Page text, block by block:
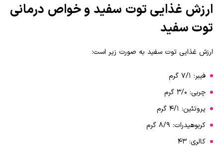
ارزش غذایی توت سفید و خواص درمانی
توت سفید
ارزش غذایی توت سفید به صورت زیر است:
فیبر: ۷/۱ گرم
چربی: ۳/۰ گرم
پروتئین: ۴/۱ گرم
کربوهیدرات: ۸/۹ گرم
کالری: ۴۳